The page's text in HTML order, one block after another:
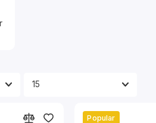
Popular